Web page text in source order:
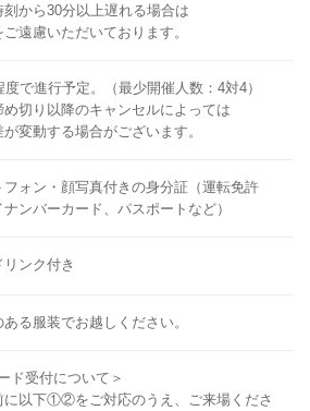
から30分以上遅れる場合は
遠慮いただいております。
度で進行予定。（最少開催人数：4対4）
切り以降のキャンセルによっては
変動する場合がございます。
フォン・顔写真付きの身分証（運転免許
ンバーカード、パスポートなど）
リンク付き
る服装でお越しください。
ド受付について＞
に以下①②をご対応のうえ、ご来場くださ